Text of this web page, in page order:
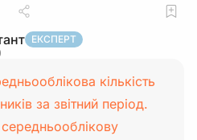
ЕКСПЕРТ
кількість
за звітний період.